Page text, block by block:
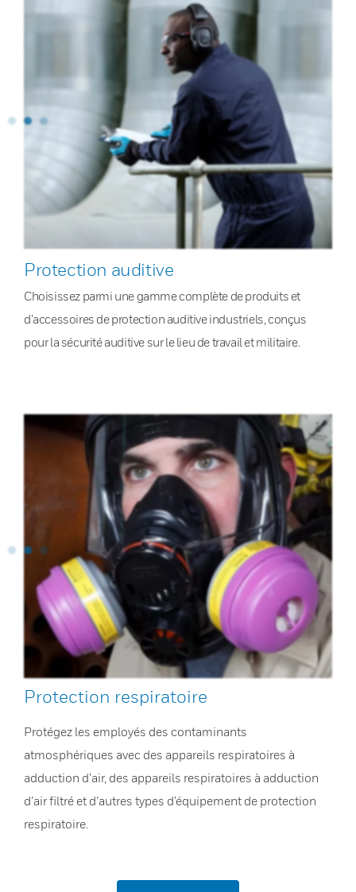
Protection auditive
Choisissez parmi une gamme complète de produits et
d’accessoires de protection auditive industriels, conçus
pour la sécurité auditive sur le lieu de travail et militaire.
Protection respiratoire
Protégez les employés des contaminants
atmosphériques avec des appareils respiratoires à
adduction d’air, des appareils respiratoires à adduction
d’air filtré et d’autres types d’équipement de protection
respiratoire.